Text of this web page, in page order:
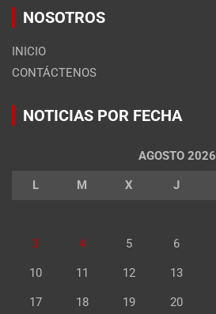
NOSOTROS
INICIO
CONTÁCTENOS
NOTICIAS POR FECHA
AGOSTO 2026
L M X J
3 4 5 6
10 11 12 13
17 18 19 20